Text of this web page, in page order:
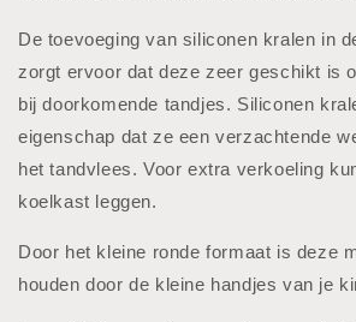
De toevoeging van siliconen kralen in
zorgt ervoor dat deze zeer geschikt is
bij doorkomende tandjes. Siliconen
eigenschap dat ze een verzachtende
het tandvlees. Voor extra verkoeling
koelkast leggen.
Door het kleine ronde formaat is deze
houden door de kleine handjes van je